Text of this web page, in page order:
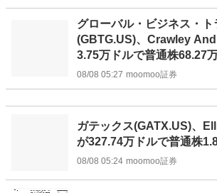
グローバル・ビジネス・
(GBTG.US)、Crawley
3.75万ドルで普通株68.27
08/08 05:27 moomoo証券
ガテックス(GATX.US)、
が327.74万ドルで普通株
08/08 05:24 moomoo証券